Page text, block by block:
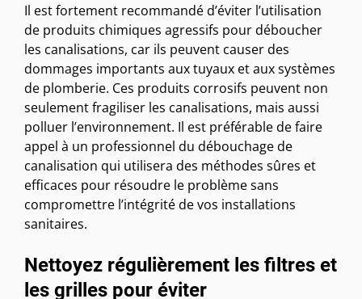
Il est fortement recommandé d’éviter l’utilisation
de produits chimiques agressifs pour déboucher
les canalisations, car ils peuvent causer des
dommages importants aux tuyaux et aux systèmes
de plomberie. Ces produits corrosifs peuvent non
seulement fragiliser les canalisations, mais aussi
polluer l’environnement. Il est préférable de faire
appel à un professionnel du débouchage de
canalisation qui utilisera des méthodes sûres et
efficaces pour résoudre le problème sans
compromettre l’intégrité de vos installations
sanitaires.
Nettoyez régulièrement les filtres et
les grilles pour éviter